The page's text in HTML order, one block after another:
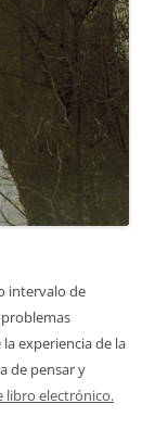
intervalo de
experiencia de la
de pensar y
libro electrónico.